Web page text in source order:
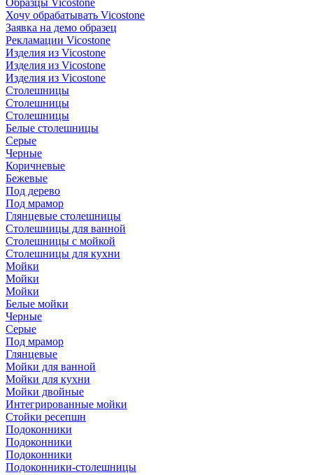
Образцы Vicostone
Хочу обрабатывать Vicostone
Заявка на демо образец
Рекламации Vicostone
Изделия из Vicostone
Изделия из Vicostone
Изделия из Vicostone
Столешницы
Столешницы
Столешницы
Белые столешницы
Серые
Черные
Коричневые
Бежевые
Под дерево
Под мрамор
Глянцевые столешницы
Столешницы для ванной
Столешницы с мойкой
Столешницы для кухни
Мойки
Мойки
Мойки
Белые мойки
Черные
Серые
Под мрамор
Глянцевые
Мойки для ванной
Мойки для кухни
Мойки двойные
Интегрированные мойки
Стойки ресепшн
Подоконники
Подоконники
Подоконники
Подоконники-столешницы